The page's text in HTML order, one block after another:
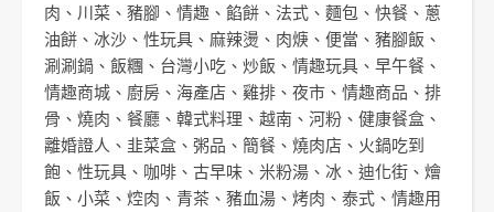
肉 、 川菜 、 豬腳 、 情趣 、 餡餅 、 法式 、 麵包 、 快餐 、 蔥
油餅 、 冰沙 、 性玩具 、 麻辣燙 、 肉焿 、 便當 、 豬腳飯 、
涮涮鍋 、 飯糰 、 台灣小吃 、 炒飯 、 情趣玩具 、 早午餐 、
情趣商城 、 廚房 、 海產店 、 雞排 、 夜市 、 情趣商品 、 排
骨 、 燒肉 、 餐廳 、 韓式料理 、 越南 、 河粉 、 健康餐盒 、
離婚證人 、 韭菜盒 、 粥品 、 簡餐 、 燒肉店 、 火鍋吃到
飽 、 性玩具 、 咖啡 、 古早味 、 米粉湯 、 冰 、 迪化街 、 燴
飯 、 小菜 、 焢肉 、 青茶 、 豬血湯 、 烤肉 、 泰式 、 情趣用